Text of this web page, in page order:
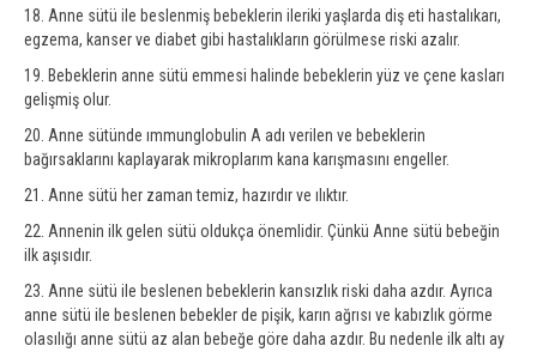
18. Anne sütü ile beslenmiş bebeklerin ileriki yaşlarda diş eti hastalıkarı,
egzema, kanser ve diabet gibi hastalıkların görülmese riski azalır.
19. Bebeklerin anne sütü emmesi halinde bebeklerin yüz ve çene kasları
gelişmiş olur.
20. Anne sütünde ımmunglobulin A adı verilen ve bebeklerin
bağırsaklarını kaplayarak mikroplarım kana karışmasını engeller.
21. Anne sütü her zaman temiz, hazırdır ve ılıktır.
22. Annenin ilk gelen sütü oldukça önemlidir. Çünkü Anne sütü bebeğin
ilk aşısıdır.
23. Anne sütü ile beslenen bebeklerin kansızlık riski daha azdır. Ayrıca
anne sütü ile beslenen bebekler de pişik, karın ağrısı ve kabızlık görme
olasılığı anne sütü az alan bebeğe göre daha azdır. Bu nedenle ilk altı ay